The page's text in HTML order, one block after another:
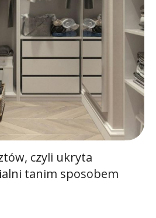
czyli ukryta
tanim sposobem